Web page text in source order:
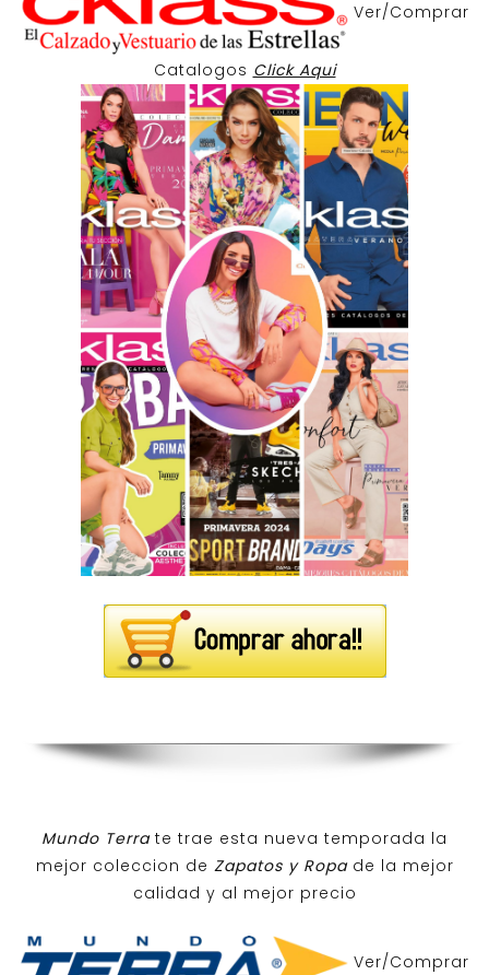
Ver/Comprar
Catalogos Click Aqui
Mundo Terra te trae esta nueva temporada la
mejor coleccion de Zapatos y Ropa de la mejor
calidad y al mejor precio
Ver/Comprar